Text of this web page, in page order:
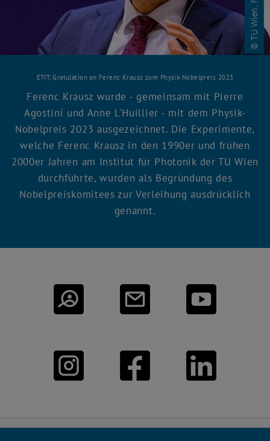
ETIT, Gratulation an Ferenc Krausz zum Physik-Nobelpreis 2023
Ferenc Krausz wurde - gemeinsam mit Pierre
Agostini und Anne L'Huillier - mit dem Physik-
Nobelpreis 2023 ausgezeichnet. Die Experimente,
welche Ferenc Krausz in den 1990er und frühen
2000er Jahren am Institut für Photonik der TU Wien
durchführte, wurden als Begründung des
Nobelpreiskomitees zur Verleihung ausdrücklich
genannt.